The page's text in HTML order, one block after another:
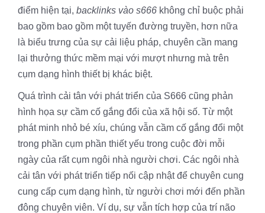
điểm hiện tại, backlinks vào s666 không chỉ buộc phải
bao gồm bao gồm một tuyến đường truyền, hơn nữa
là biểu trưng của sự cải liệu pháp, chuyên cần mang
lại thưởng thức mềm mại với mượt nhưng mà trên
cụm dạng hình thiết bị khác biệt.
Quá trình cải tân với phát triển của S666 cũng phản
hình họa sự cầm cố gắng đổi của xã hội số. Từ một
phát minh nhỏ bé xíu, chúng vẫn cầm cố gắng đổi một
trong phần cụm phần thiết yếu trong cuộc đời mỗi
ngày của rất cụm ngôi nhà người chơi. Các ngôi nhà
cải tân với phát triển tiếp nối cập nhật để chuyên cung
cung cấp cụm dạng hình, từ người chơi mới đến phần
đông chuyên viên. Ví dụ, sự vẫn tích hợp của trí não